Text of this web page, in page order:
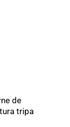
de
tripa